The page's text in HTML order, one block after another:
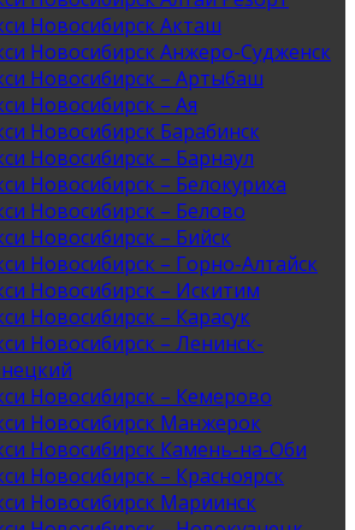
Новосибирск Акташ
Новосибирск Анжеро-Судженск
Новосибирск – Артыбаш
Новосибирск – Ая
Новосибирск Барабинск
Новосибирск – Барнаул
Новосибирск – Белокуриха
Новосибирск – Белово
Новосибирск – Бийск
Новосибирск – Горно-Алтайск
Новосибирск – Искитим
Новосибирск – Карасук
Новосибирск – Ленинск-
Новосибирск – Кемерово
Новосибирск Манжерок
Новосибирск Камень-на-Оби
Новосибирск – Красноярск
Новосибирск Мариинск